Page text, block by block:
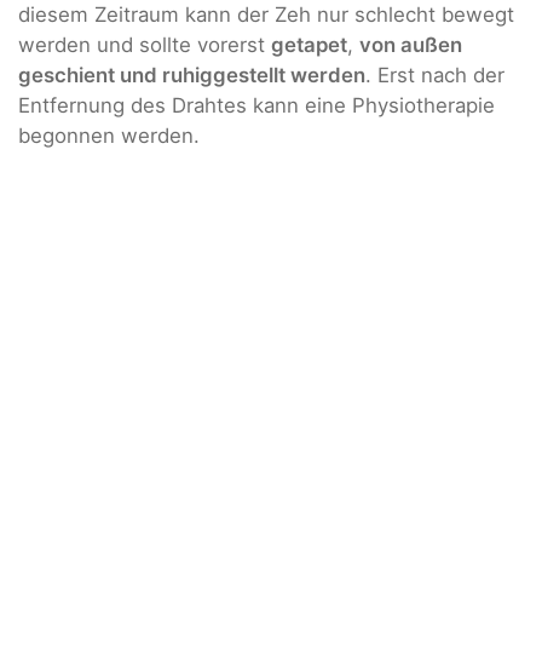
diesem Zeitraum kann der Zeh nur schlecht bewegt
werden und sollte vorerst getapet, von außen
geschient und ruhiggestellt werden. Erst nach der
Entfernung des Drahtes kann eine Physiotherapie
begonnen werden.